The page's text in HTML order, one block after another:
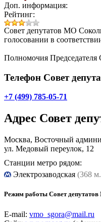
Доп. информация:
Рейтинг:
Совет депутатов МО
голосовании в
Полномочия Председателя
Телефон Совет
+7 (499) 785-05-71
Адрес Совет
Москва, Восточный
ул. Медовый переулок, 12
Станции метро рядом:
Электрозаводская (368
Режим работы Совет
E-mail: vmo_sgora@mail.ru